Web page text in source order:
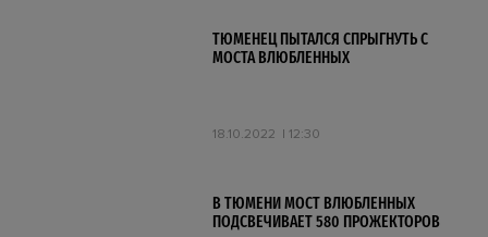
ТЮМЕНЕЦ ПЫТАЛСЯ СПРЫГНУТЬ С
МОСТА ВЛЮБЛЕННЫХ
18.10.2022 12:30
В ТЮМЕНИ МОСТ ВЛЮБЛЕННЫХ
ПОДСВЕЧИВАЕТ 580 ПРОЖЕКТОРОВ